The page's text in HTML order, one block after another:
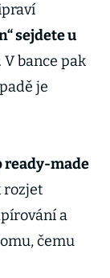
sejdete u
bance pak
je
ready-made
rozjet
a
čemu